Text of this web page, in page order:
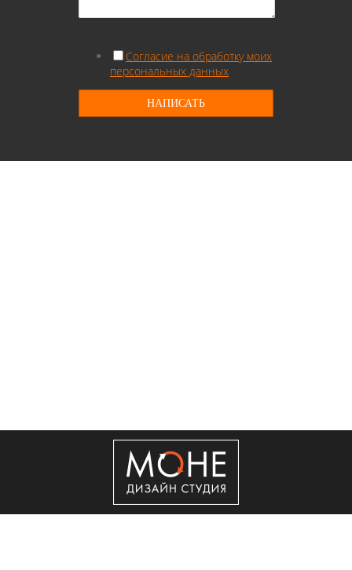
Согласие на обработку моих
персональных данных
НАПИСАТЬ